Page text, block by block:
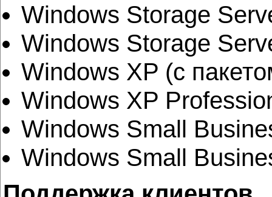
Windows Storage
Windows Storage
Windows XP (с
Windows XP
Windows Small
Windows Small